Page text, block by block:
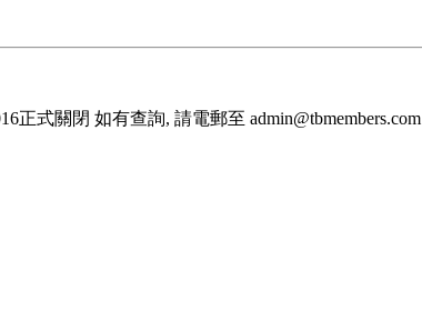
式關閉 如有查詢, 請電郵至 admin@tbmembers.com